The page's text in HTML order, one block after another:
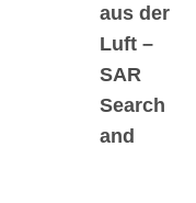
aus der
Luft –
SAR
Search
and